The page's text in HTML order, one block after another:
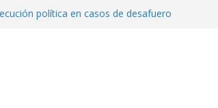
política en casos de desafuero